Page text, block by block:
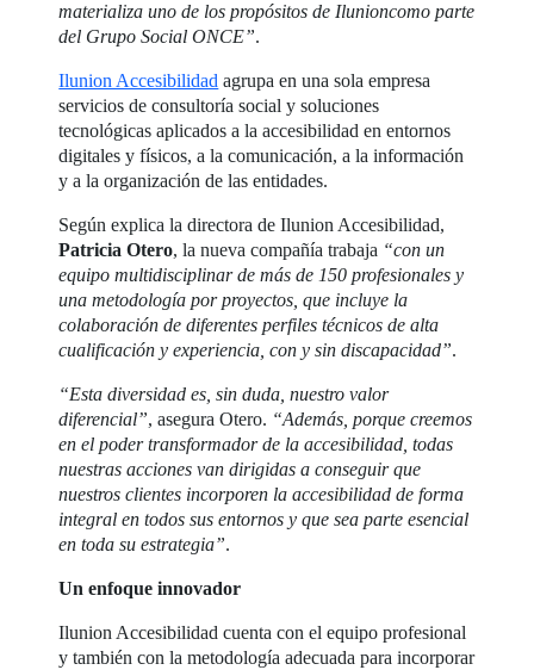
materializa uno de los propósitos de Ilunioncomo parte
del Grupo Social ONCE”.
Ilunion Accesibilidad agrupa en una sola empresa
servicios de consultoría social y soluciones
tecnológicas aplicados a la accesibilidad en entornos
digitales y físicos, a la comunicación, a la información
y a la organización de las entidades.
Según explica la directora de Ilunion Accesibilidad,
Patricia Otero, la nueva compañía trabaja “con un
equipo multidisciplinar de más de 150 profesionales y
una metodología por proyectos, que incluye la
colaboración de diferentes perfiles técnicos de alta
cualificación y experiencia, con y sin discapacidad”.
“Esta diversidad es, sin duda, nuestro valor
diferencial”, asegura Otero. “Además, porque creemos
en el poder transformador de la accesibilidad, todas
nuestras acciones van dirigidas a conseguir que
nuestros clientes incorporen la accesibilidad de forma
integral en todos sus entornos y que sea parte esencial
en toda su estrategia”.
Un enfoque innovador
Ilunion Accesibilidad cuenta con el equipo profesional
y también con la metodología adecuada para incorporar